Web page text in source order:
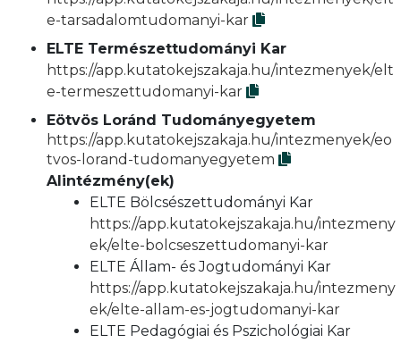
e-tarsadalomtudomanyi-kar
ELTE Természettudományi Kar
https://app.kutatokejszakaja.hu/intezmenyek/elt
e-termeszettudomanyi-kar
Eötvös Loránd Tudományegyetem
https://app.kutatokejszakaja.hu/intezmenyek/eo
tvos-lorand-tudomanyegyetem
Alintézmény(ek)
ELTE Bölcsészettudományi Kar
https://app.kutatokejszakaja.hu/intezmeny
ek/elte-bolcseszettudomanyi-kar
ELTE Állam- és Jogtudományi Kar
https://app.kutatokejszakaja.hu/intezmeny
ek/elte-allam-es-jogtudomanyi-kar
ELTE Pedagógiai és Pszichológiai Kar